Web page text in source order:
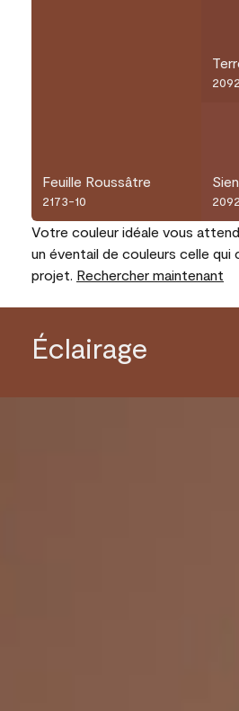
Feuille Roussâtre
2173-10
Votre couleur idéale vous
un éventail de couleurs celle qui
projet. Rechercher maintenant
Éclairage